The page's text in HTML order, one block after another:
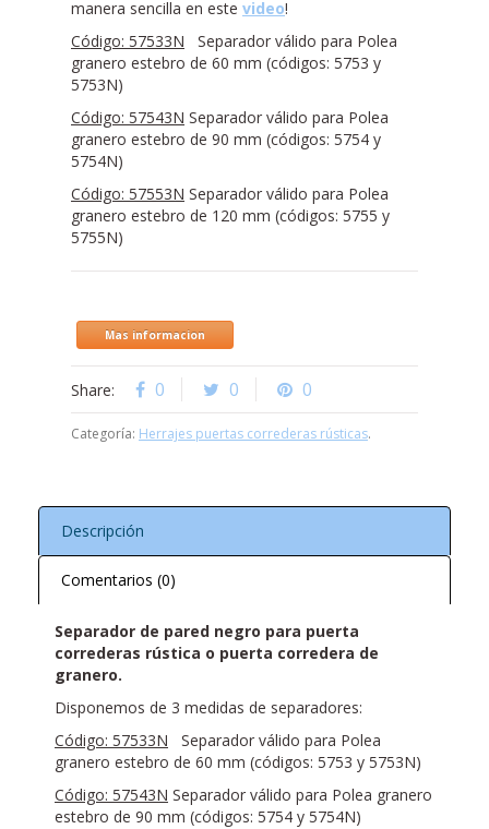
manera sencilla en este video!
Código: 57533N Separador válido para Polea
granero estebro de 60 mm (códigos: 5753 y
5753N)
Código: 57543N Separador válido para Polea
granero estebro de 90 mm (códigos: 5754 y
5754N)
Código: 57553N Separador válido para Polea
granero estebro de 120 mm (códigos: 5755 y
5755N)
Mas informacion
Share: 0 0 0
Categoría: Herrajes puertas correderas rústicas.
Descripción
Comentarios (0)
Separador de pared negro para puerta
correderas rústica o puerta corredera de
granero.
Disponemos de 3 medidas de separadores:
Código: 57533N Separador válido para Polea
granero estebro de 60 mm (códigos: 5753 y 5753N)
Código: 57543N Separador válido para Polea granero
estebro de 90 mm (códigos: 5754 y 5754N)